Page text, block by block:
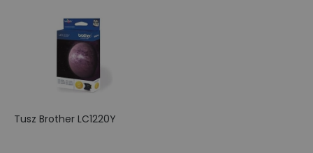
Tusz Brother LC1220Y